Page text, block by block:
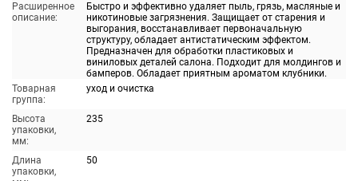
Расширенное
описание:
Быстро и эффективно удаляет пыль, грязь, масляные и
никотиновые загрязнения. Защищает от старения и
выгорания, восстанавливает первоначальную
структуру, обладает антистатическим эффектом.
Предназначен для обработки пластиковых и
виниловых деталей салона. Подходит для молдингов и
бамперов. Обладает приятным ароматом клубники.
Товарная
группа:
уход и очистка
Высота
упаковки,
мм:
235
Длина
упаковки,
50